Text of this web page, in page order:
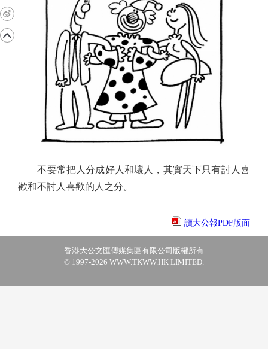
不要常把人分成好人和壞人，其實天下只有討人喜
歡和不討人喜歡的人之分。
讀大公報PDF版面
香港大公文匯傳媒集團有限公司版權所有
© 1997-2026 WWW.TKWW.HK LIMITED.